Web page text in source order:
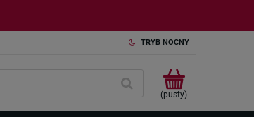
TRYB NOCNY
(pusty)